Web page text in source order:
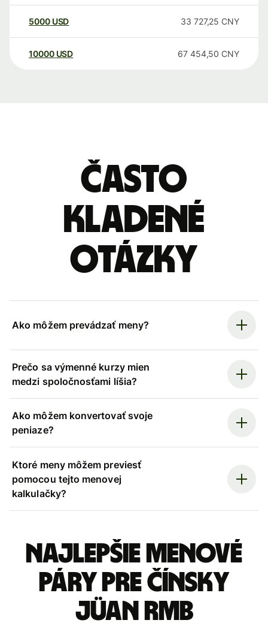
5000 USD 33 727,25 CNY
10000 USD 67 454,50 CNY
Často
kladené
otázky
Ako môžem prevádzať meny?
Prečo sa výmenné kurzy mien
medzi spoločnosťami líšia?
Ako môžem konvertovať svoje
peniaze?
Ktoré meny môžem previesť
pomocou tejto menovej
kalkulačky?
Najlepšie menové
páry pre Čínsky
jüan RMB